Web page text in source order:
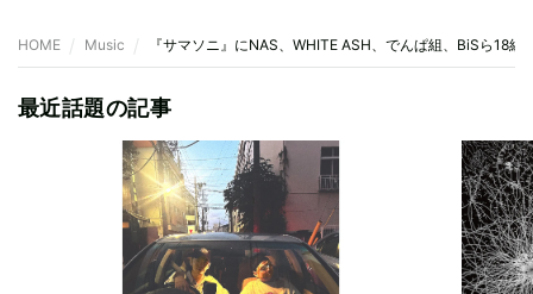
HOME Music 『サマソニ』にNAS、WHITE ASH、でんぱ組、BiSら18
最近話題の記事